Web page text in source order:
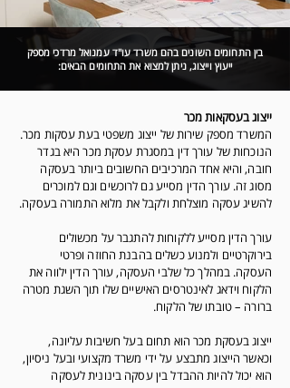
בין התחומים השונים בהם משרד עו"ד עמנואל מרדכי מספק
ייעוץ וייצוג, ניתן למצוא את התחומים הבאים:
ייצוג בעסקאות מכר
המשרד מספק שירות של ייצוג משפטי בעת עסקות מכר.
הנוכחות של עורך דין במסגרת עסקת מכר היא בגדר
חובה, והיא אחד המרכיבים החשובים ביותר בעסקה
מסוג זה. עורך הדין מסייע גם לרוכשים וגם למוכרים
להשיג עסקה מוצלחת ולקבל את מלוא התמורה בעסקה.
עורך הדין מסייע ללקוחות להתגבר על מכשולים
בירוקרטיים ולמנוע כשלים בהבנת החוזה ופרטי
העסקה. במהלך כל שלבי העסקה, עורך הדין ילווה את
הלקוח וידאג לאינטרסים האישיים שלו תוך השגת מטרה
ברורה – טובתו של הלקוח.
ייצוג בעסקת מכר הוא תחום בעל חשיבות עליונה,
וכאשר הייצוג מתבצע על ידי משרד מקצועי ובעל ניסיון,
הוא יכול להיות ההבדל בין עסקה בינונית לעסקה